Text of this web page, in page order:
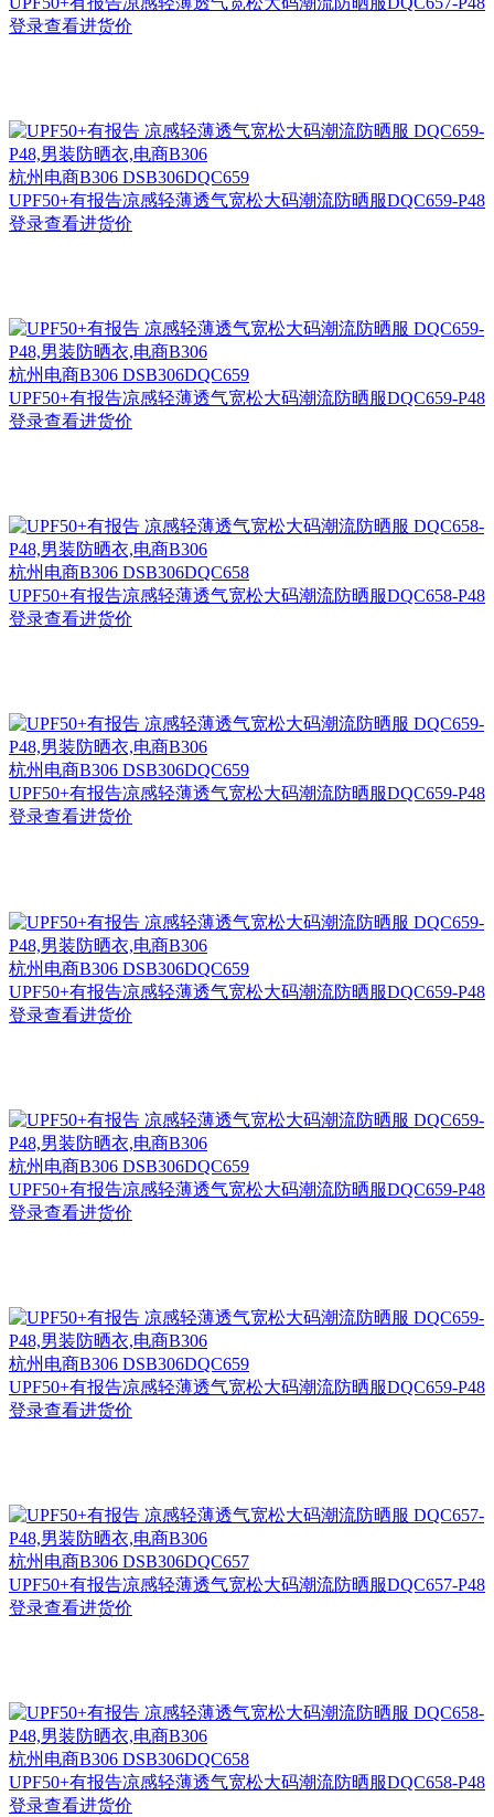
登录查看进货价
杭州 电商B306 DSB306DQC659
UPF50+有报告凉感轻薄透气宽松大码潮流防晒服DQC659-P48
登录查看进货价
杭州 电商B306 DSB306DQC659
UPF50+有报告凉感轻薄透气宽松大码潮流防晒服DQC659-P48
登录查看进货价
杭州 电商B306 DSB306DQC658
UPF50+有报告凉感轻薄透气宽松大码潮流防晒服DQC658-P48
登录查看进货价
杭州 电商B306 DSB306DQC659
UPF50+有报告凉感轻薄透气宽松大码潮流防晒服DQC659-P48
登录查看进货价
杭州 电商B306 DSB306DQC659
UPF50+有报告凉感轻薄透气宽松大码潮流防晒服DQC659-P48
登录查看进货价
杭州 电商B306 DSB306DQC659
UPF50+有报告凉感轻薄透气宽松大码潮流防晒服DQC659-P48
登录查看进货价
杭州 电商B306 DSB306DQC659
UPF50+有报告凉感轻薄透气宽松大码潮流防晒服DQC659-P48
登录查看进货价
杭州 电商B306 DSB306DQC657
UPF50+有报告凉感轻薄透气宽松大码潮流防晒服DQC657-P48
登录查看进货价
杭州 电商B306 DSB306DQC658
UPF50+有报告凉感轻薄透气宽松大码潮流防晒服DQC658-P48
登录查看进货价